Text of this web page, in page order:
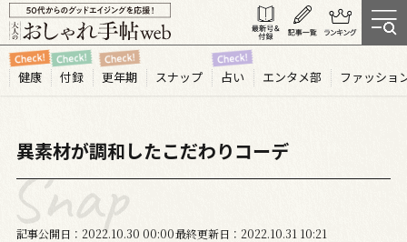
健康 付録 更年期 スナップ 占い エンタメ部 ファッショ
異素材が調和したこだわりコーデ
記事公開日 2022.10 30 00:00最終更新日 2022.10.31 10:21